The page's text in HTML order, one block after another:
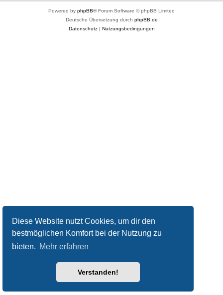
Diese Website nutzt Cookies, um dir den
bestmöglichen Komfort bei der Nutzung zu
bieten. Mehr erfahren
Verstanden!
Powered by phpBB® Forum Software © phpBB Limited
Deutsche Übersetzung durch phpBB.de
Datenschutz| Nutzungsbedingungen